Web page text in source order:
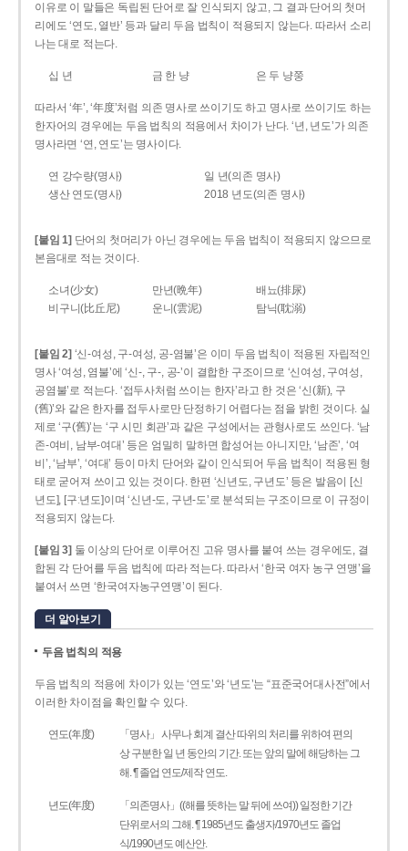
이유로 이 말들은 독립된 단어로 잘 인식되지 않고, 그 결과 단어의 첫머
리에도 ‘연도, 열반’ 등과 달리 두음 법칙이 적용되지 않는다. 따라서 소리
나는 대로 적는다.
십 년 금 한 냥 은 두 냥쭝
따라서 ‘年’, ‘年度’처럼 의존 명사로 쓰이기도 하고 명사로 쓰이기도 하는
한자어의 경우에는 두음 법칙의 적용에서 차이가 난다. ‘년, 년도’가 의존
명사라면 ‘연, 연도’는 명사이다.
연 강수량(명사)
일 년(의존 명사)
생산 연도(명사)
2018 년도(의존 명사)
[붙임 1] 단어의 첫머리가 아닌 경우에는 두음 법칙이 적용되지 않으므로
본음대로 적는 것이다.
소녀(少女) 만년(晩年)
배뇨(排尿)
비구니(比丘尼)
운니(雲泥) 탐닉(耽溺)
[붙임 2] ‘신-여성, 구-여성, 공-염불’은 이미 두음 법칙이 적용된 자립적인
명사 ‘여성, 염불’에 ‘신-, 구-, 공-’이 결합한 구조이므로 ‘신여성, 구여성,
공염불’로 적는다. ‘접두사처럼 쓰이는 한자’라고 한 것은 ‘신(新), 구
(舊)’와 같은 한자를 접두사로만 단정하기 어렵다는 점을 밝힌 것이다. 실
제로 ‘구(舊)’는 ‘구 시민 회관’과 같은 구성에서는 관형사로도 쓰인다. ‘남
존­-여비, 남부-­여대’ 등은 엄밀히 말하면 합성어는 아니지만, ‘남존’, ‘여
비’, ‘남부’, ‘여대’ 등이 마치 단어와 같이 인식되어 두음 법칙이 적용된 형
태로 굳어져 쓰이고 있는 것이다. 한편 ‘신년도, 구년도’ 등은 발음이 [신
년도], [구ː년도]이며 ‘신년­-도, 구년-­도’로 분석되는 구조이므로 이 규정이
적용되지 않는다.
[붙임 3] 둘 이상의 단어로 이루어진 고유 명사를 붙여 쓰는 경우에도, 결
합된 각 단어를 두음 법칙에 따라 적는다. 따라서 ‘한국 여자 농구 연맹’을
붙여서 쓰면 ‘한국여자농구연맹’이 된다.
더 알아보기
두음 법칙의 적용
두음 법칙의 적용에 차이가 있는 ‘연도’와 ‘년도’는 “표준국어대사전”에서
이러한 차이점을 확인할 수 있다.
연도(年度)
「명사」 사무나 회계 결산 따위의 처리를 위하여 편의
상 구분한 일 년 동안의 기간. 또는 앞의 말에 해당하는 그
해. ¶ 졸업 연도/제작 연도.
년도(年度)
「의존명사」((해를 뜻하는 말 뒤에 쓰여)) 일정한 기간
단위로서의 그해. ¶ 1985년도 출생자/1970년도 졸업
식/1990년도 예산안.